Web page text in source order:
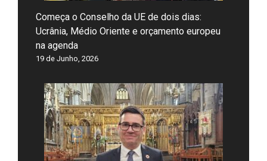
Começa o Conselho da UE de dois dias:
Ucrânia, Médio Oriente e orçamento europeu
na agenda
19 de Junho, 2026